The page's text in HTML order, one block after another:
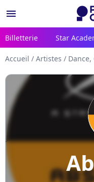
menu
Billetterie Star
Accueil / Artistes /